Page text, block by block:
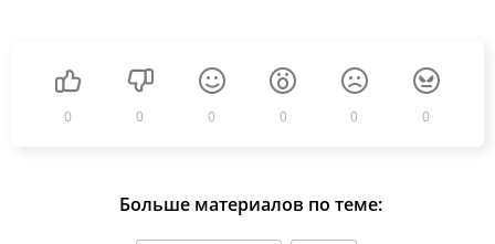
0 0 0 0 0 0
Больше материалов по теме: